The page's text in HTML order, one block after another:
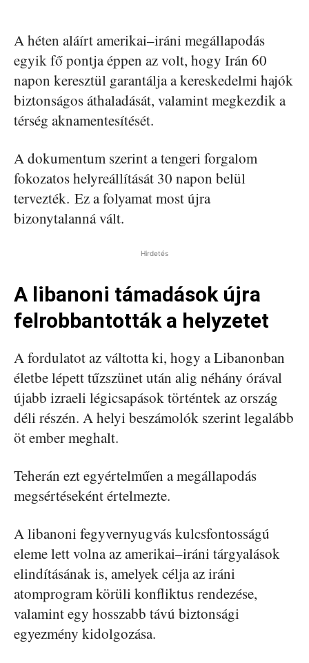
A héten aláírt amerikai–iráni megállapodás
egyik fő pontja éppen az volt, hogy Irán 60
napon keresztül garantálja a kereskedelmi hajók
biztonságos áthaladását, valamint megkezdik a
térség aknamentesítését.
A dokumentum szerint a tengeri forgalom
fokozatos helyreállítását 30 napon belül
tervezték. Ez a folyamat most újra
bizonytalanná vált.
Hirdetés
A libanoni támadások újra
felrobbantották a helyzetet
A fordulatot az váltotta ki, hogy a Libanonban
életbe lépett tűzszünet után alig néhány órával
újabb izraeli légicsapások történtek az ország
déli részén. A helyi beszámolók szerint legalább
öt ember meghalt.
Teherán ezt egyértelműen a megállapodás
megsértéseként értelmezte.
A libanoni fegyvernyugvás kulcsfontosságú
eleme lett volna az amerikai–iráni tárgyalások
elindításának is, amelyek célja az iráni
atomprogram körüli konfliktus rendezése,
valamint egy hosszabb távú biztonsági
egyezmény kidolgozása.